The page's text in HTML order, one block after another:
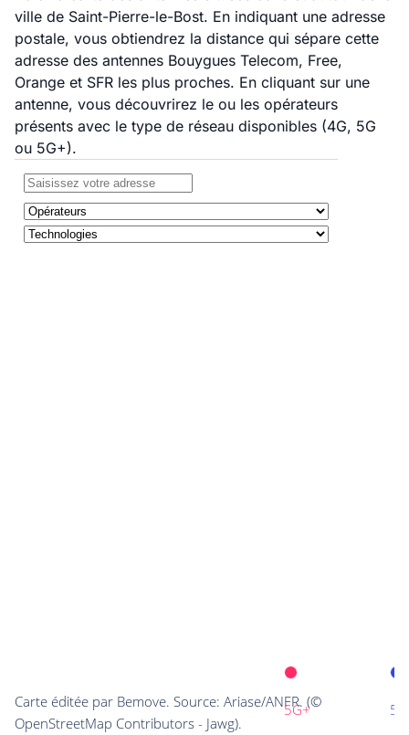
ville de Saint-Pierre-le-Bost. En indiquant une adresse
postale, vous obtiendrez la distance qui sépare cette
adresse des antennes Bouygues Telecom, Free,
Orange et SFR les plus proches. En cliquant sur une
antenne, vous découvrirez le ou les opérateurs
présents avec le type de réseau disponibles (4G, 5G
ou 5G+).